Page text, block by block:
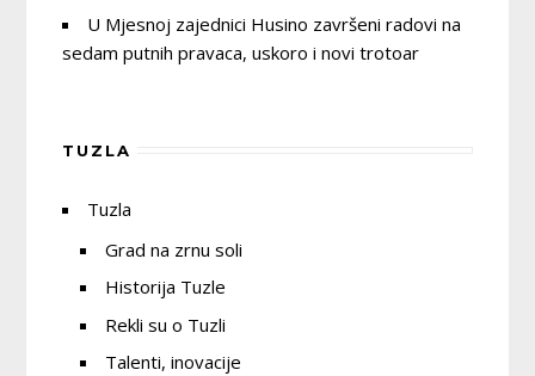
U Mjesnoj zajednici Husino završeni radovi na
sedam putnih pravaca, uskoro i novi trotoar
TUZLA
Tuzla
Grad na zrnu soli
Historija Tuzle
Rekli su o Tuzli
Talenti, inovacije